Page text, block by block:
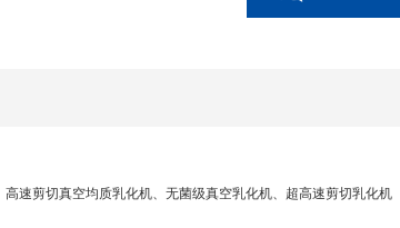
速剪切真空均质乳化机、无菌级真空乳化机、超高速剪切乳化机